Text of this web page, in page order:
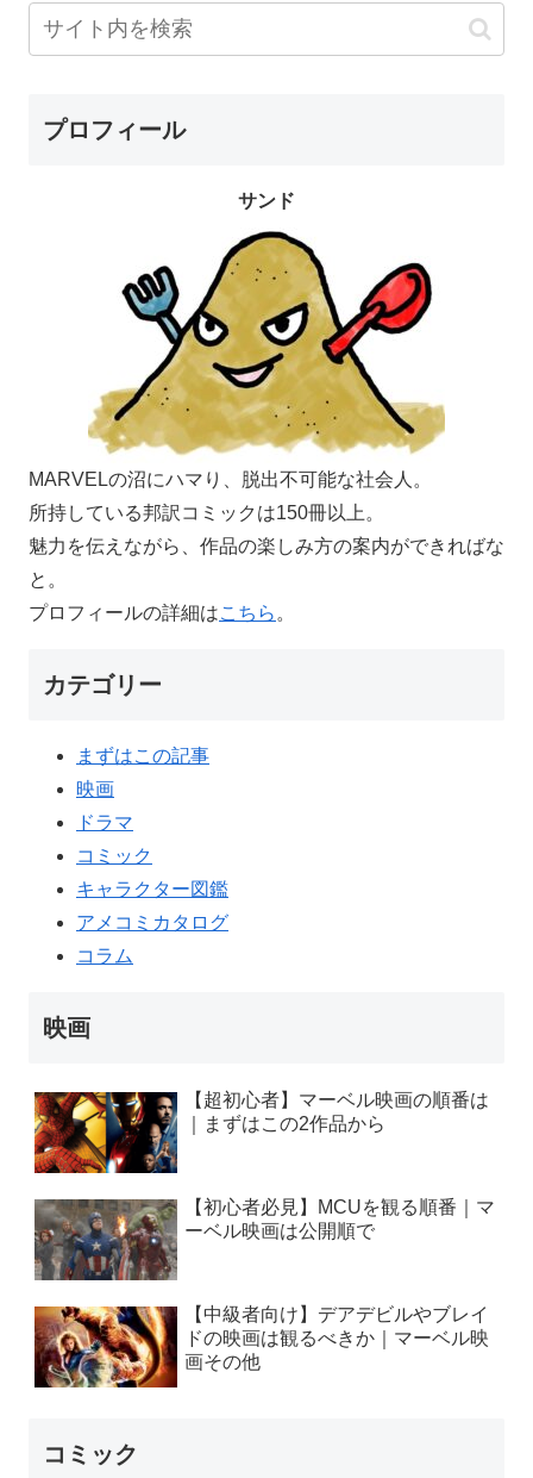
プロフィール
サンド
MARVELの沼にハマり、脱出不可能な社会人。
所持している邦訳コミックは150冊以上。
魅力を伝えながら、作品の楽しみ方の案内ができればな
と。
プロフィールの詳細はこちら 。
カテゴリー
まずはこの記事
映画
ドラマ
コミック
キャラクター図鑑
アメコミカタログ
コラム
映画
【超初心者】マーベル映画の順番は
｜まずはこの2作品から
【初心者必見】MCUを観る順番｜マ
ーベル映画は公開順で
【中級者向け】デアデビルやブレイ
ドの映画は観るべきか｜マーベル映
画その他
コミック